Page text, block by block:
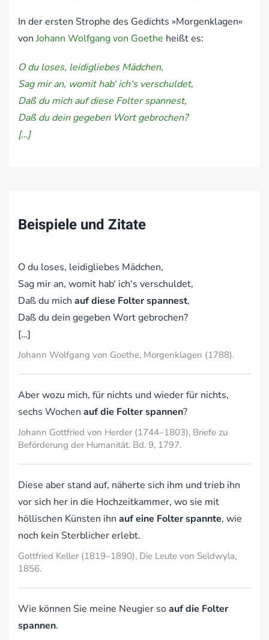
In der ersten Strophe des Gedichts »Morgenklagen«
vonJohann Wolfgang von Goethe heißt es:
O du loses, leidigliebes Mädchen,
Sag mir an, womit hab‘ ich‘s verschuldet,
Daß du mich auf diese Folter spannest,
Daß du dein gegeben Wort gebrochen?
[…]
Beispiele und Zitate
O du loses, leidigliebes Mädchen,
Sag mir an, womit hab‘ ich‘s verschuldet,
Daß du mich auf diese Folter spannest,
Daß du dein gegeben Wort gebrochen?
[…]
Johann Wolfgang von Goethe, Morgenklagen (1788).
Aber wozu mich, für nichts und wieder für nichts,
sechs Wochen auf die Folter spannen?
Johann Gottfried von Herder (1744–1803), Briefe zu
Beförderung der Humanität. Bd. 9, 1797.
Diese aber stand auf, näherte sich ihm und trieb ihn
vor sich her in die Hochzeitkammer, wo sie mit
höllischen Künsten ihn auf eine Folter spannte, wie
noch kein Sterblicher erlebt.
Gottfried Keller (1819–1890), Die Leute von Seldwyla,
1856.
Wie können Sie meine Neugier soauf die Folter
spannen.